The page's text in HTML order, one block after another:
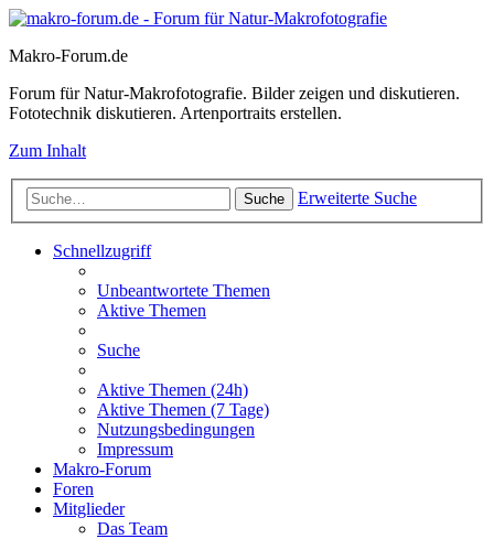
Makro-Forum.de
Forum für Natur-Makrofotografie. Bilder zeigen und diskutieren.
Fototechnik diskutieren. Artenportraits erstellen.
Zum Inhalt
Suche Erweiterte Suche
Schnellzugriff
Unbeantwortete Themen
Aktive Themen
Suche
Aktive Themen (24h)
Aktive Themen (7 Tage)
Nutzungsbedingungen
Impressum
Makro-Forum
Foren
Mitglieder
Das Team